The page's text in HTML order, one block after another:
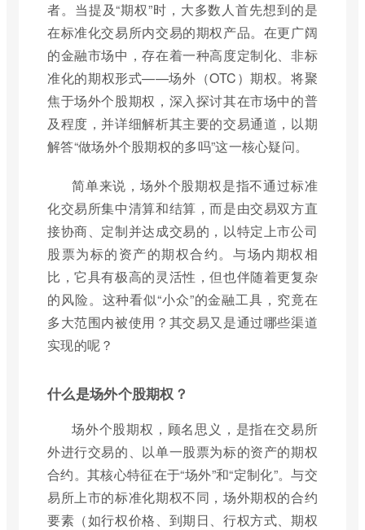
者。当提及“期权”时，大多数人首先想到的是
在标准化交易所内交易的期权产品。在更广阔
的金融市场中，存在着一种高度定制化、非标
准化的期权形式——场外（OTC）期权。将聚
焦于场外个股期权，深入探讨其在市场中的普
及程度，并详细解析其主要的交易通道，以期
解答“做场外个股期权的多吗”这一核心疑问。
简单来说，场外个股期权是指不通过标准
化交易所集中清算和结算，而是由交易双方直
接协商、定制并达成交易的，以特定上市公司
股票为标的资产的期权合约。与场内期权相
比，它具有极高的灵活性，但也伴随着更复杂
的风险。这种看似“小众”的金融工具，究竟在
多大范围内被使用？其交易又是通过哪些渠道
实现的呢？
什么是场外个股期权？
场外个股期权，顾名思义，是指在交易所
外进行交易的、以单一股票为标的资产的期权
合约。其核心特征在于“场外”和“定制化”。与交
易所上市的标准化期权不同，场外期权的合约
要素（如行权价格、到期日、行权方式、期权